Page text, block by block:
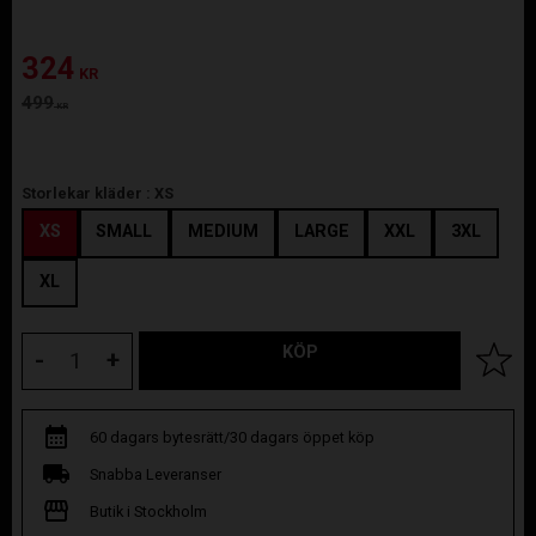
Nedsatt pris:
324 KR
Ordinarie pris:
499KR
Storlekar kläder : XS
XS SMALL MEDIUM LARGE XXL 3XL
XL
+
- KÖP Lägg
60 dagars bytesrätt/30 dagars öppet köp
Snabba Leveranser
Butik i Stockholm